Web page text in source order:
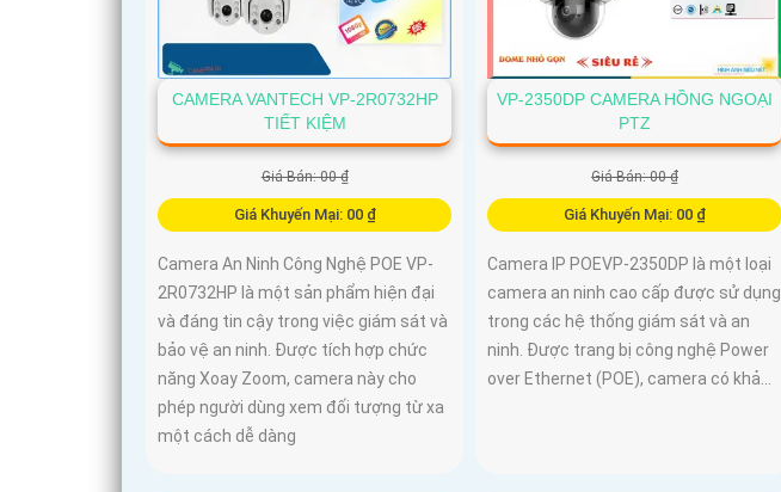
CAMERA VANTECH VP-2R0732HP
TIẾT KIỆM
Giá Bán: 00 ₫
Giá Khuyến Mại: 00 ₫
Camera An Ninh Công Nghệ POE VP-
2R0732HP là một sản phẩm hiện đại
và đáng tin cậy trong việc giám sát và
bảo vệ an ninh. Được tích hợp chức
năng Xoay Zoom, camera này cho
phép người dùng xem đối tượng từ xa
một cách dễ dàng
VP-2350DP CAMERA HỒNG NGOẠI
PTZ
Giá Bán: 00 ₫
Giá Khuyến Mại: 00 ₫
Camera IP POEVP-2350DP là một loại
camera an ninh cao cấp được sử dụng
trong các hệ thống giám sát và an
ninh. Được trang bị công nghệ Power
over Ethernet (POE), camera có khả...